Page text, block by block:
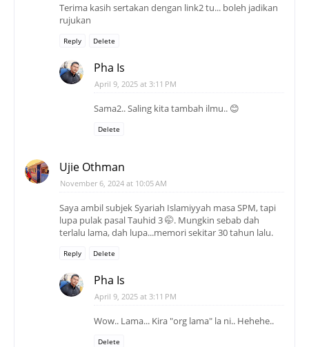
Terima kasih sertakan dengan link2 tu... boleh jadikan
rujukan
Reply Delete
Pha Is
April 9, 2025 at 3:11 PM
Sama2.. Saling kita tambah ilmu.. 😊
Delete
Ujie Othman
November 6, 2024 at 10:05 AM
Saya ambil subjek Syariah Islamiyyah masa SPM, tapi
lupa pulak pasal Tauhid 3 🤭. Mungkin sebab dah
terlalu lama, dah lupa...memori sekitar 30 tahun lalu.
Reply Delete
Pha Is
April 9, 2025 at 3:11 PM
Wow.. Lama... Kira "org lama" la ni.. Hehehe..
Delete